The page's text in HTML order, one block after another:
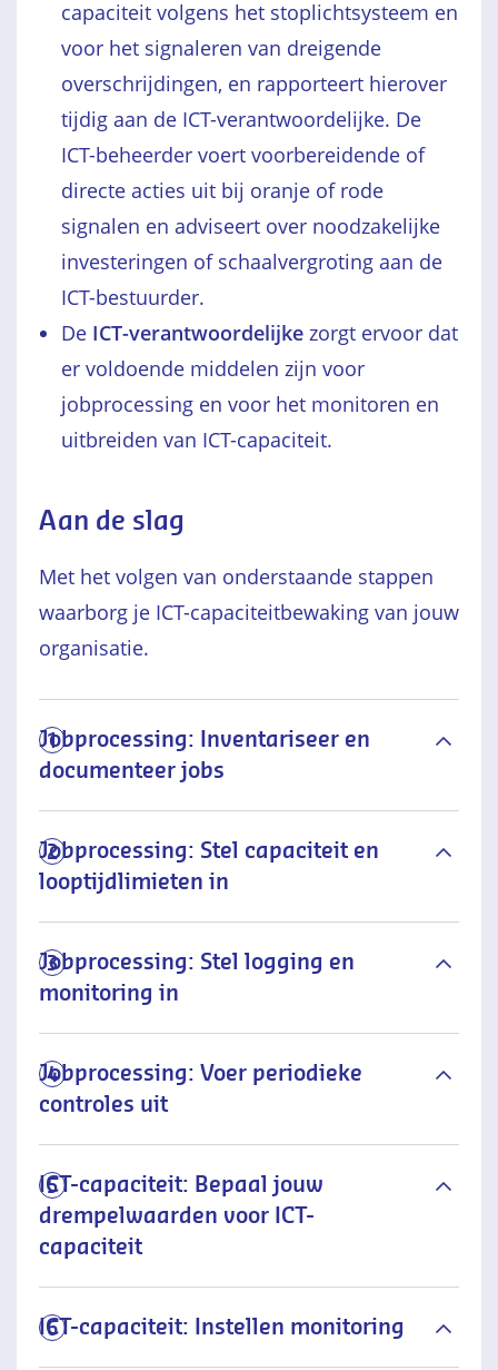
capaciteit volgens het stoplichtsysteem en
voor het signaleren van dreigende
overschrijdingen, en rapporteert hierover
tijdig aan de ICT-verantwoordelijke. De
ICT-beheerder voert voorbereidende of
directe acties uit bij oranje of rode
signalen en adviseert over noodzakelijke
investeringen of schaalvergroting aan de
ICT-bestuurder.
De ICT-verantwoordelijke zorgt ervoor dat
er voldoende middelen zijn voor
jobprocessing en voor het monitoren en
uitbreiden van ICT-capaciteit.
Aan de slag
Met het volgen van onderstaande stappen
waarborg je ICT-capaciteitbewaking van jouw
organisatie.
1
Jobprocessing: Inventariseer en
documenteer jobs
2
Jobprocessing: Stel capaciteit en
looptijdlimieten in
3
Jobprocessing: Stel logging en
monitoring in
4
Jobprocessing: Voer periodieke
controles uit
5
ICT-capaciteit: Bepaal jouw
drempelwaarden voor ICT-
capaciteit
6
ICT-capaciteit: Instellen monitoring